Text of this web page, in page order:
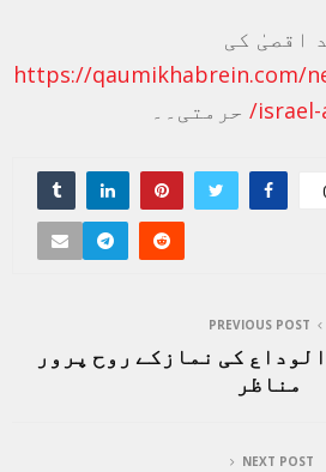
اقصیٰ کی
https://qaumikhabrein.com/
حرمتی۔۔
PREVIOUS POST
کی نمازکے روح پرور
مناظر
NEXT POST